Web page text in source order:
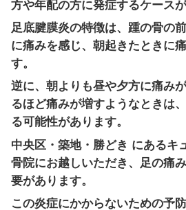
足底腱膜炎は、脚の